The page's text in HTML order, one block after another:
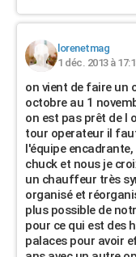
lorenetmag
1 déc. 2013 à
on vient de faire un
octobre au 1
on est pas prêt de l
tour operateur il
l'équipe
chuck et nous je
un chauffeur très
organisé et
plus possible de
pour ce qui est des
palaces pour avoir